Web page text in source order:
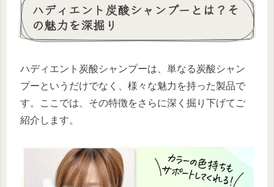
ハディエント炭酸シャンプーとは？そ
の魅力を深掘り
ハディエント炭酸シャンプーは、単なる炭酸シャン
プーというだけでなく、様々な魅力を持った製品で
す。ここでは、その特徴をさらに深く掘り下げてご
紹介します。